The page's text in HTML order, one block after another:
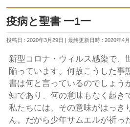
疫病と聖書 一1一
投稿日 : 2020年3月29日 最終更新日時 : 2020年4
新型コロナ・ウィルス感染で、
陥っています。何故こうした事
書は何と言っているのでしょう
知であり、何の意味もなく起き
私たちには、その意味がはっき
ん。だから少年サムエルが祈っ